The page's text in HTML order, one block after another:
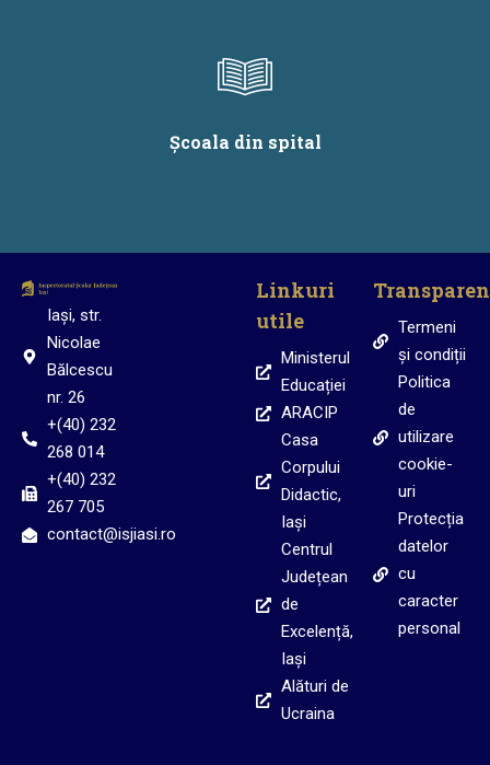
Școala din spital
Iași, str.
Nicolae
Bălcescu
nr. 26
+(40) 232
268 014
+(40) 232
267 705
contact@isjiasi.ro
Linkuri
utile
Ministerul
Educației
ARACIP
Casa
Corpului
Didactic,
Iași
Centrul
Județean
de
Excelență,
Iași
Alături de
Ucraina
Termeni
și condiții
Politica
de
utilizare
cookie-
uri
Protecția
datelor
cu
caracter
personal